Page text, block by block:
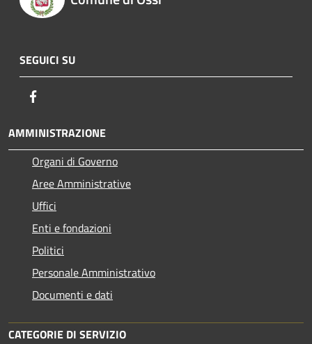
SEGUICI SU
AMMINISTRAZIONE
Organi di Governo
Aree Amministrative
Uffici
Enti e fondazioni
Politici
Personale Amministrativo
Documenti e dati
CATEGORIE DI SERVIZIO